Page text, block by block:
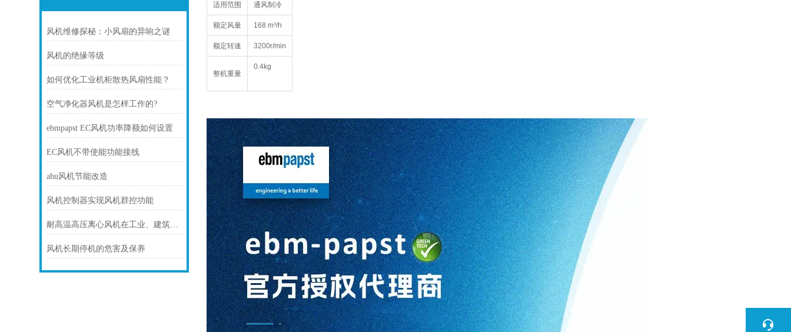
风机维修探秘：小风扇的异响之谜
风机的绝缘等级
如何优化工业机柜散热风扇性能？
空气净化器风机是怎样工作的?
ebmpapst EC风机功率降额如何设置
EC风机不带使能功能接线
ahu风机节能改造
风机控制器实现风机群控功能
耐高温高压离心风机在工业、建筑、环境工程等领域中发挥着重要的作用
风机长期停机的危害及保养
适用范围 通风制冷
额定风量 168 m³/h
额定转速 3200r/min
整机重量
0.4kg